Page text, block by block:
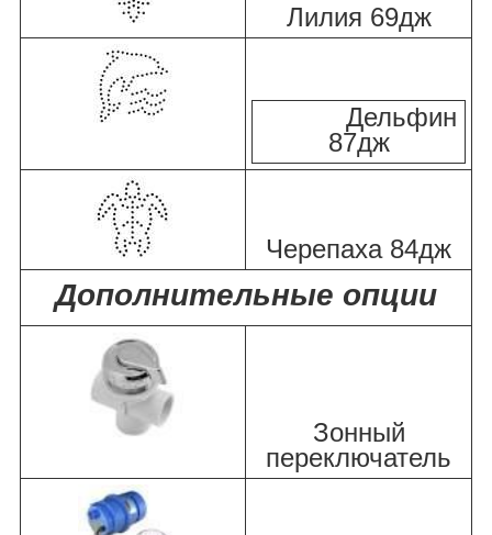
Лилия 69дж
Дельфин
87дж
Черепаха 84дж
Дополнительные опции
Зонный
переключатель